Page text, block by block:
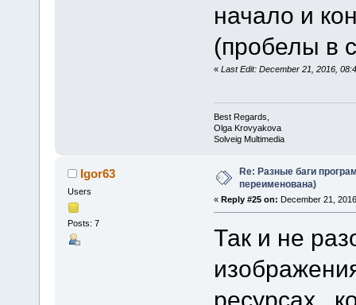
начало и
(пробелы в
« Last Edit: December 21, 2016,
Best Regards,
Olga Krovyakova
Solveig Multimedia
Igor63
Users
Posts: 7
Re: Разные баги
переименована)
« Reply #25 on: December 21,
Так и не
ресурсах ,